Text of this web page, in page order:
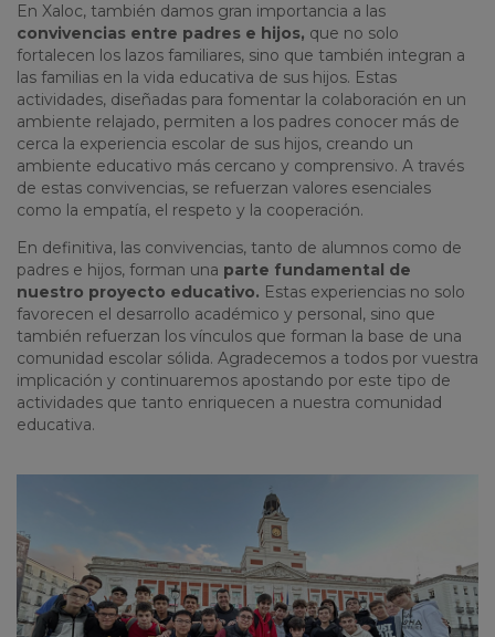
En Xaloc, también damos gran importancia a las
convivencias entre padres e hijos, que no solo
fortalecen los lazos familiares, sino que también integran a
las familias en la vida educativa de sus hijos. Estas
actividades, diseñadas para fomentar la colaboración en un
ambiente relajado, permiten a los padres conocer más de
cerca la experiencia escolar de sus hijos, creando un
ambiente educativo más cercano y comprensivo. A través
de estas convivencias, se refuerzan valores esenciales
como la empatía, el respeto y la cooperación.
En definitiva, las convivencias, tanto de alumnos como de
padres e hijos, forman una parte fundamental de
nuestro proyecto educativo. Estas experiencias no solo
favorecen el desarrollo académico y personal, sino que
también refuerzan los vínculos que forman la base de una
comunidad escolar sólida. Agradecemos a todos por vuestra
implicación y continuaremos apostando por este tipo de
actividades que tanto enriquecen a nuestra comunidad
educativa.